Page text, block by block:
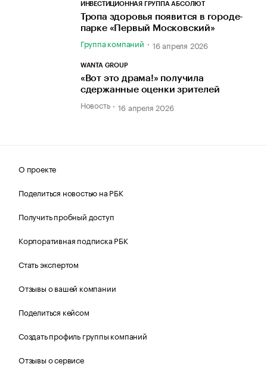
ИНВЕСТИЦИОННАЯ ГРУППА АБСОЛЮТ
Тропа здоровья появится в городе-
парке «Первый Московский»
Группа компаний 16 апреля 2026
WANTA GROUP
«Вот это драма!» получила
сдержанные оценки зрителей
Новость 16 апреля 2026
О проекте
Поделиться новостью на РБК
Получить пробный доступ
Корпоративная подписка РБК
Стать экспертом
Отзывы о вашей компании
Поделиться кейсом
Создать профиль группы компаний
Отзывы о сервисе